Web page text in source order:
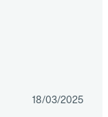
18/03/2025